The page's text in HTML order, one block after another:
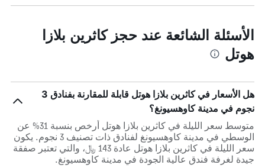
الأسئلة الشائعة عند حجز كاثرين بلازا
هوتل
هل الأسعار في كاثرين بلازا هوتل قابلة للمقارنة بفنادق 3
نجوم في مدينة كاوهسيونغ؟
متوسط سعر الليلة في كاثرين بلازا هوتل أرخص بنسبة 31% عن
الوسطي في مدينة كاوهسيونغ لفنادق ذات تصنيف 3 نجوم. يكون
سعر الليلة في كاثرين بلازا هوتل عادة 143 ﷼، والتي تعتبر صفقة
جيدة لغرفة فندق عالية الجودة في مدينة كاوهسيونغ.